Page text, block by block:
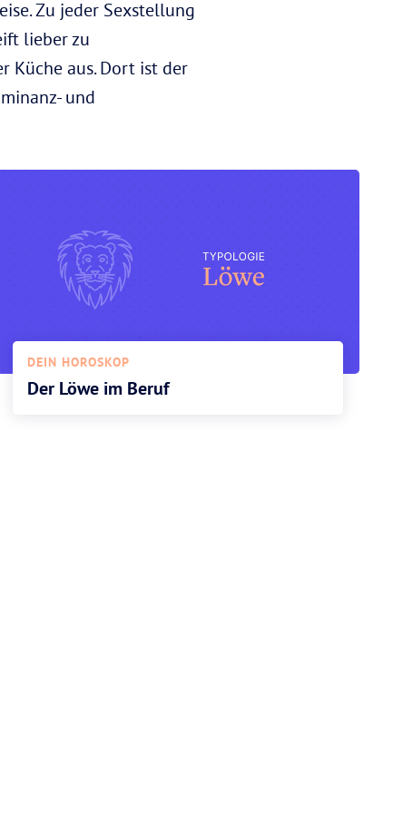
Zu jeder Sexstellung
lieber zu
Küche aus. Dort ist der
und
DEIN HOROSKOP
Der Löwe im Beruf